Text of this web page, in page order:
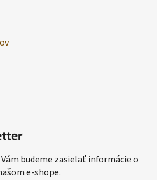
budeme zasielať informácie o
e-shope.